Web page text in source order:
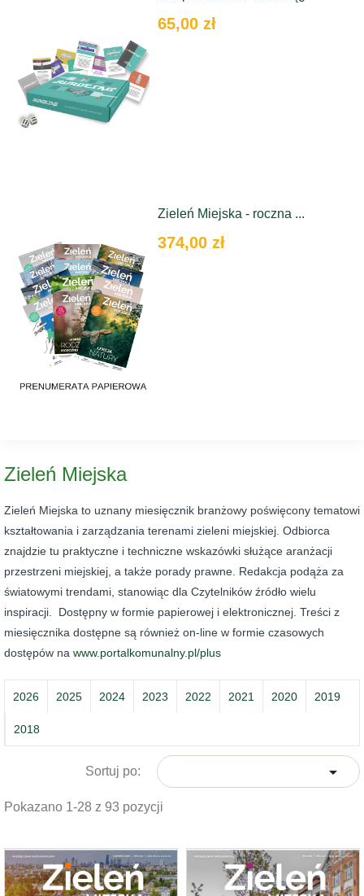
65,00 zł
Zieleń Miejska - roczna ...
374,00 zł
Zieleń Miejska
Zieleń Miejska to uznany miesięcznik branżowy poświęcony tematowi
kształtowania i zarządzania terenami zieleni miejskiej. Odbiorca
znajdzie tu praktyczne i techniczne wskazówki służące aranżacji
przestrzeni miejskiej, a także porady prawne. Redakcja podąża za
światowymi trendami, stanowiąc dla Czytelników źródło wielu
inspiracji. Dostępny w formie papierowej i elektronicznej. Treści z
miesięcznika dostępne są również on-line w formie czasowych
dostępów na www.portalkomunalny.pl/plus
2026 2025 2024 2023 2022 2021 2020 2019
2018
Sortuj po: 
Pokazano 1-28 z 93 pozycji